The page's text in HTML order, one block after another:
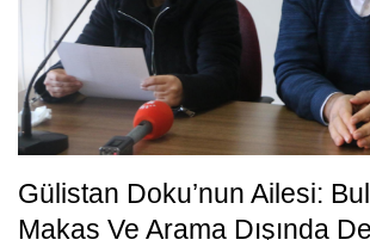
Gülistan Doku’nun Ailesi:
Makas Ve Arama Dışında